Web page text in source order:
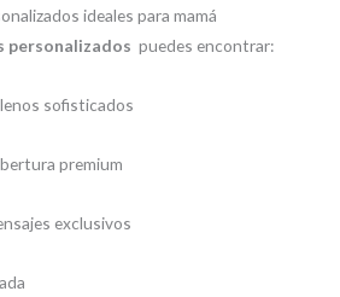
ideales para mamá
personalizados puedes encontrar:
sofisticados
premium
exclusivos